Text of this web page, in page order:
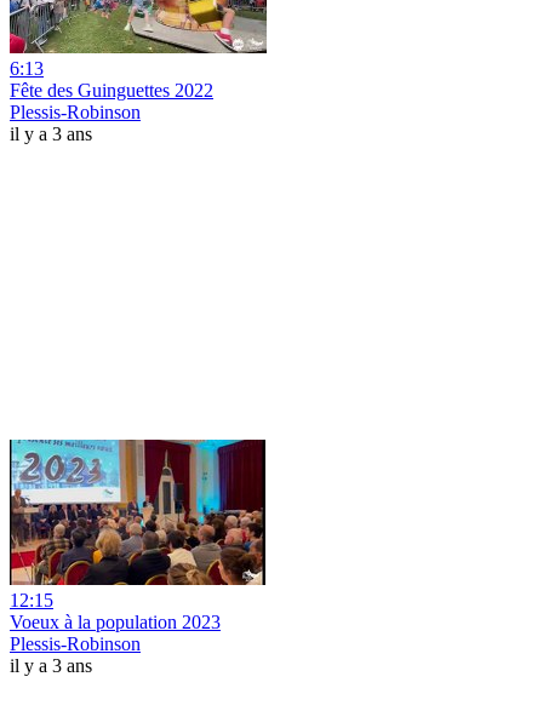
6:13
Fête des Guinguettes 2022
Plessis-Robinson
il y a 3 ans
12:15
Voeux à la population 2023
Plessis-Robinson
il y a 3 ans